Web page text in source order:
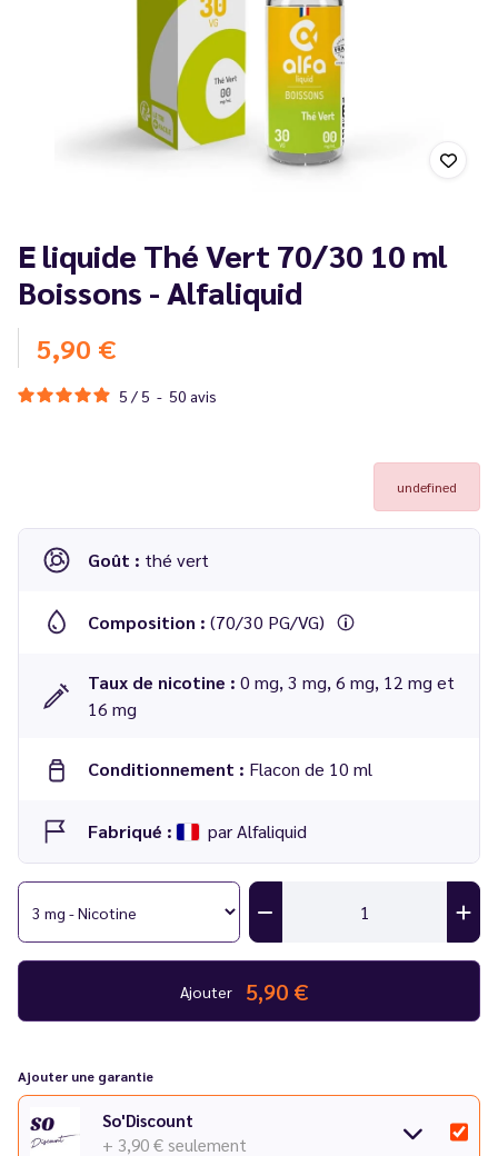
E liquide Thé Vert 70/30 10 ml
Boissons - Alfaliquid
5,90 €
5 / 5 - 50 avis
undefined
Goût : thé vert
Composition : (70/30 PG/VG)
Taux de nicotine : 0 mg, 3 mg, 6 mg, 12 mg et
16 mg
Conditionnement : Flacon de 10 ml
Fabriqué : par Alfaliquid
Ajouter 5,90 €
Ajouter une garantie
So'Discount
+ 3,90 € seulement